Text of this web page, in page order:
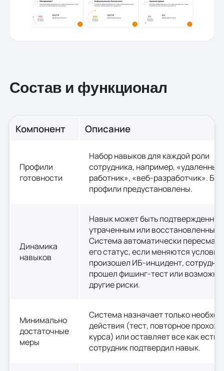
Состав и функционал
Компонент Описание
Профили
готовности
Набор навыков для каждой роли
сотрудника, например, «удаленный
работник», «веб-разработчик».
профили предустановлены.
Динамика
навыков
Навык может быть
утраченным или восстановленным.
Система автоматически
его статус, если меняются
произошел ИБ-инцидент,
прошел фишинг-тест или возможны
другие риски.
Минимально
достаточные
меры
Система назначает только
действия (тест, повторное
курса) или оставляет все как есть,
сотрудник подтвердил навык.